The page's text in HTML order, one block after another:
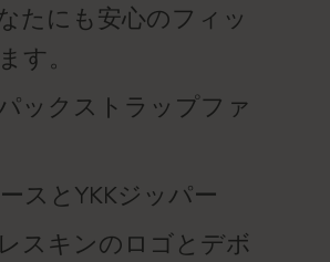
たにも安心のフィッ
す。
ックストラップファ
スとYKKジッパー
スキンのロゴとデボ